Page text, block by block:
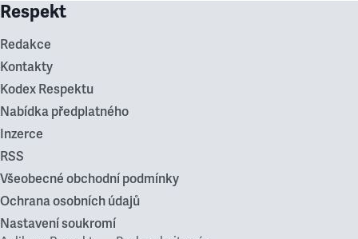
Respekt
Redakce
Kontakty
Kodex Respektu
Nabídka předplatného
Inzerce
RSS
Všeobecné obchodní podmínky
Ochrana osobních údajů
Nastavení soukromí